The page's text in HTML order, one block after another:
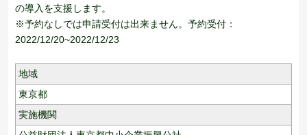
の導入を支援します。
※予約なしでは申請受付は出来ません。予約受付：
2022/12/20~2022/12/23
地域
東京都
実施機関